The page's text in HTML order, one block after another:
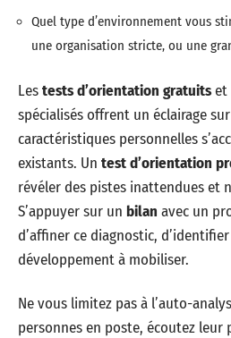
Quel type d’environnement vous
une organisation stricte, ou une
Lestests d’orientation gratuitset
spécialisés offrent un éclairage
caractéristiques personnelles
existants. Un test d’orientation
révéler des pistes inattendues et
S’appuyer sur un bilan avec un
d’affiner ce diagnostic,
développement à mobiliser.
Ne vous limitez pas à l’auto-
personnes en poste, écoutez leur